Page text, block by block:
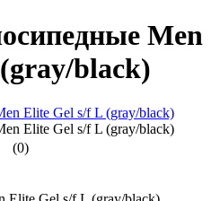
Men
black)
(0)